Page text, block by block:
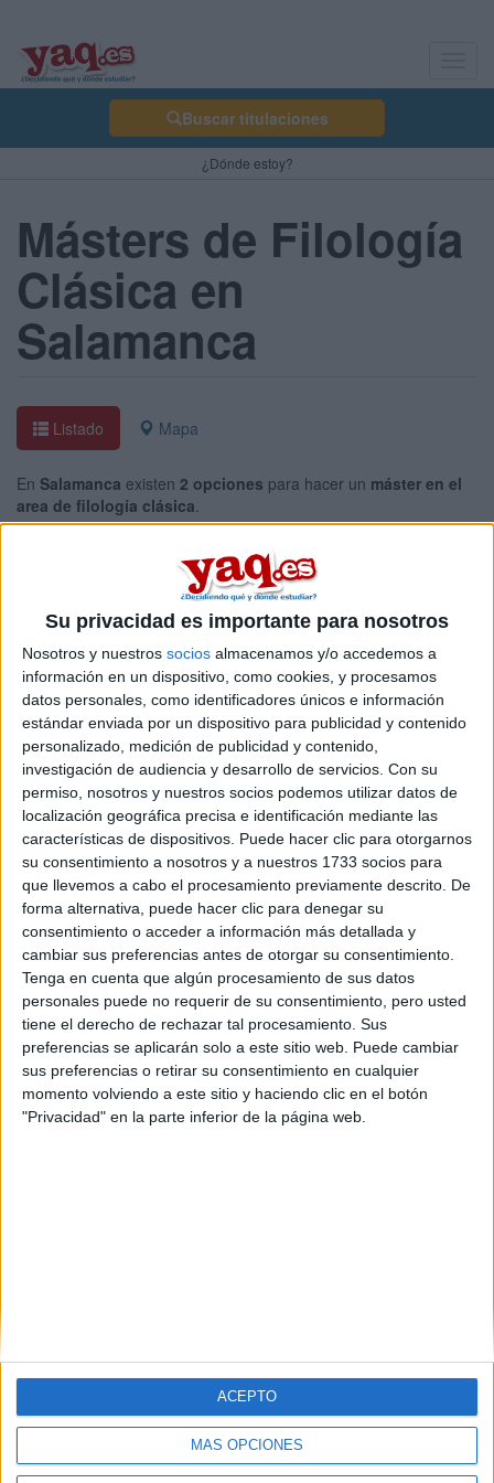
Su privacidad es importante para nosotros
Nosotros y nuestros socios almacenamos y/o accedemos a
información en un dispositivo, como cookies, y procesamos
datos personales, como identificadores únicos e información
estándar enviada por un dispositivo para publicidad y contenido
personalizado, medición de publicidad y contenido,
investigación de audiencia y desarrollo de servicios. Con su
permiso, nosotros y nuestros socios podemos utilizar datos de
localización geográfica precisa e identificación mediante las
características de dispositivos. Puede hacer clic para otorgarnos
su consentimiento a nosotros y a nuestros 1733 socios para
que llevemos a cabo el procesamiento previamente descrito. De
forma alternativa, puede hacer clic para denegar su
consentimiento o acceder a información más detallada y
cambiar sus preferencias antes de otorgar su consentimiento.
Tenga en cuenta que algún procesamiento de sus datos
personales puede no requerir de su consentimiento, pero usted
tiene el derecho de rechazar tal procesamiento. Sus
preferencias se aplicarán solo a este sitio web. Puede cambiar
sus preferencias o retirar su consentimiento en cualquier
momento volviendo a este sitio y haciendo clic en el botón
"Privacidad" en la parte inferior de la página web.
MÁS OPCIONES
ACEPTO
Buscar titulaciones
¿Dónde estoy?
Másters de Filología
Clásica en
Salamanca
Listado Mapa
En Salamanca existen 2 opciones para hacer un máster en el
area de filología clásica.
Si quieresampliar tu búsqueda a toda España, hay otros 9
másters en filología clásica entre los que puedes elegir. Estos
estudios están asociados a la rama de Artes y humanidades.
Semipresencial |
Máster Universitario en
Patrimonio Textual y Humanidades Digitales
UNIVERSIDAD DE SALAMANCA (Universidad Pública)
Tipo: Máster
Pídeles información ¡GRATIS!
Presencial |Salamanca
Máster Universitario en
Textos de la Antigüedad Clásica y su
Pervivencia
UNIVERSIDAD DE SALAMANCA (Universidad Pública)
Tipo: Máster
Pídeles información ¡GRATIS!
Seleccionar por provincia
Barcelona(1)
Granada(1)
Madrid(5)
Málaga(1)